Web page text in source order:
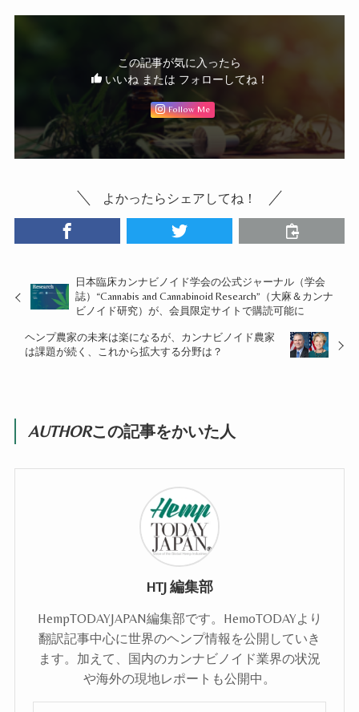
この記事が気に入ったら
いいね または フォローしてね！
Follow Me
よかったらシェアしてね！
日本臨床カンナビノイド学会の公式ジャーナル（学会
誌）“Cannabis and Cannabinoid Research”（大麻＆カンナ
ビノイド研究）が、会員限定サイトで購読可能に
ヘンプ農家の未来は楽になるが、カンナビノイド農家
は課題が続く、これから拡大する分野は？
AUTHORこの記事をかいた人
HTJ 編集部
HempTODAYJAPAN編集部です。HemoTODAYより
翻訳記事中心に世界のヘンプ情報を公開していき
ます。加えて、国内のカンナビノイド業界の状況
や海外の現地レポートも公開中。